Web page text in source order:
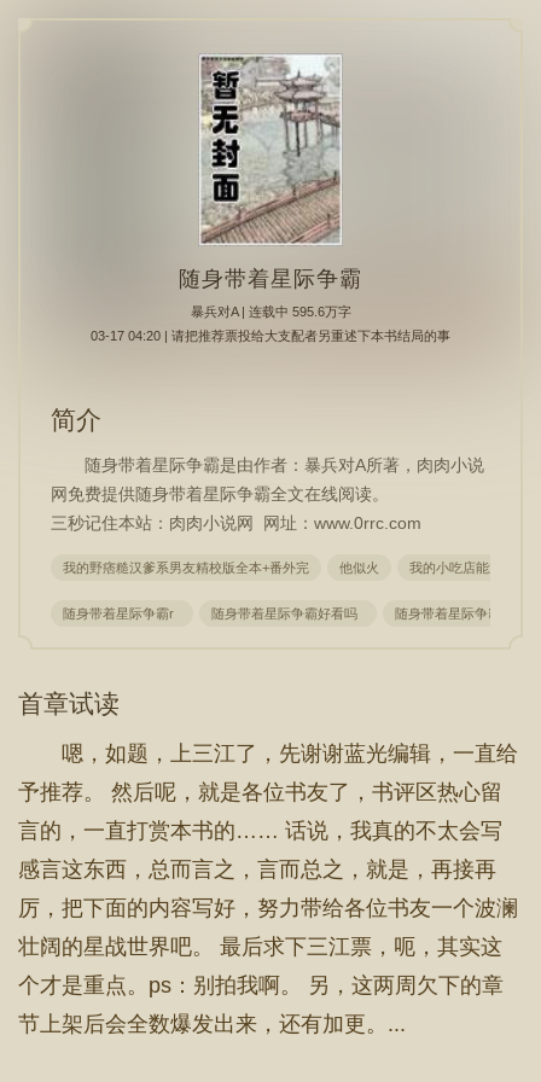
随身带着星际争霸
暴兵对A| 连载中 595.6万字
03-17 04:20 | 请把推荐票投给大支配者另重述下本书结局的事
简介
随身带着星际争霸是由作者：暴兵对A所著，肉肉小说
网免费提供随身带着星际争霸全文在线阅读。
三秒记住本站：肉肉小说网 网址：www.0rrc.com
我的野痞糙汉爹系男友精校版全本+番外完 他似火 我的小吃店能通古代
随身带着星际争霸r 随身带着星际争霸好看吗 随身带着星际争霸女主
首章试读
嗯，如题，上三江了，先谢谢蓝光编辑，一直给
予推荐。 然后呢，就是各位书友了，书评区热心留
言的，一直打赏本书的…… 话说，我真的不太会写
感言这东西，总而言之，言而总之，就是，再接再
厉，把下面的内容写好，努力带给各位书友一个波澜
壮阔的星战世界吧。 最后求下三江票，呃，其实这
个才是重点。ps：别拍我啊。 另，这两周欠下的章
节上架后会全数爆发出来，还有加更。...